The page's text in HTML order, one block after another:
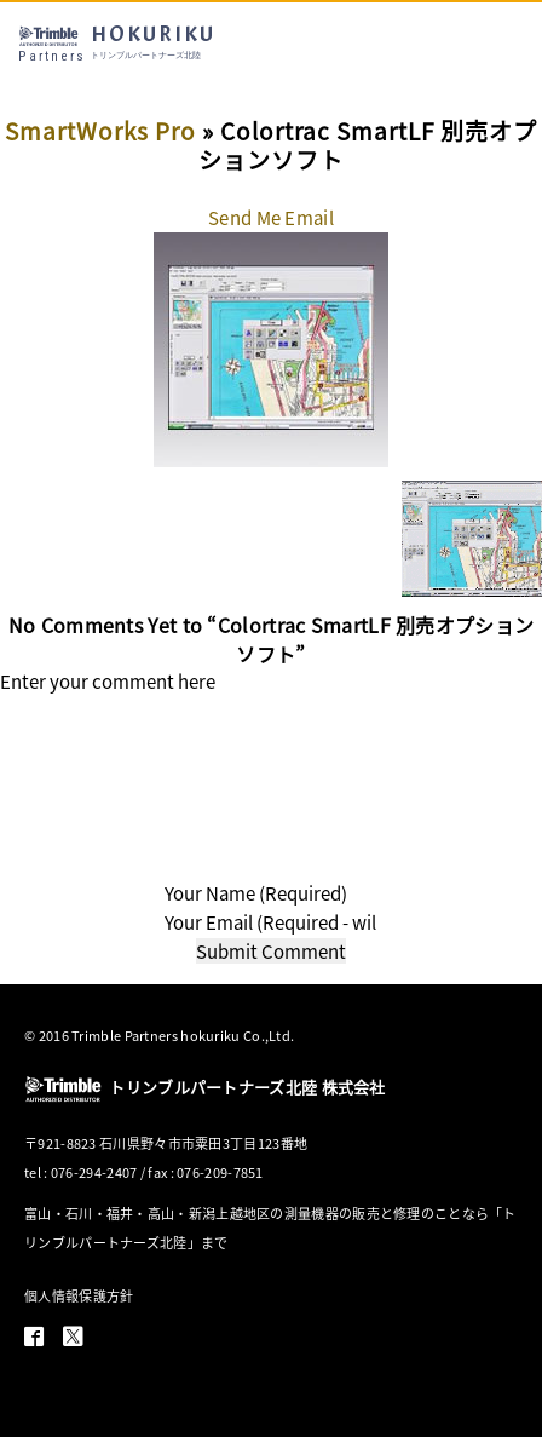
Partners
HOKURIKU
トリンブルパートナーズ北陸
SmartWorks Pro » Colortrac SmartLF 別売オプ
ションソフト
Send Me Email
No Comments Yet to “Colortrac SmartLF 別売オプション
ソフト”
© 2016 Trimble Partners hokuriku Co.,Ltd.
トリンブルパートナーズ北陸 株式会社
〒921-8823 石川県野々市市粟田3丁目123番地
tel : 076-294-2407 / fax : 076-209-7851
富山・石川・福井・高山・新潟上越地区の測量機器の販売と修理のことなら「ト
リンブルパートナーズ北陸」まで
個人情報保護方針